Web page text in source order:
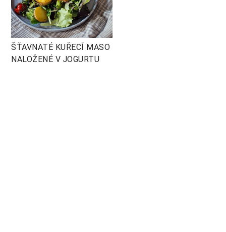
ŠŤAVNATÉ KUŘECÍ MASO
NALOŽENÉ V JOGURTU